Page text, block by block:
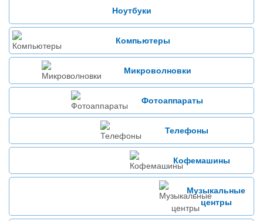
Ноутбуки
Компьютеры
Микроволновки
Фотоаппараты
Телефоны
Кофемашины
Музыкальные
центры